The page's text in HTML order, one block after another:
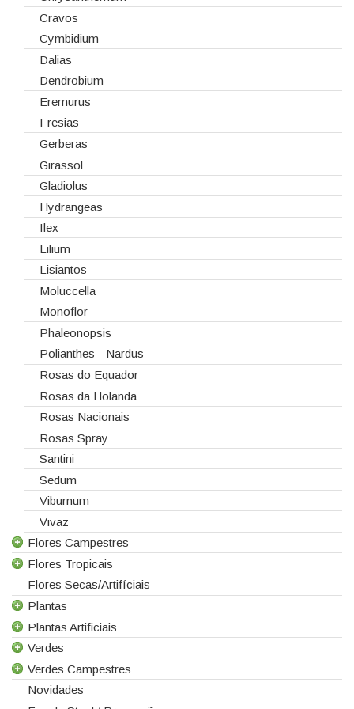
Spray
Tabuleiros/Bases
Telas/Tecidos
Vidros
Cravos
Cymbidium
Dalias
Dendrobium
Eremurus
Fresias
Gerberas
Girassol
Gladiolus
Hydrangeas
Ilex
Lilium
Lisiantos
Moluccella
Monoflor
Phaleonopsis
Polianthes - Nardus
Rosas do Equador
Rosas da Holanda
Rosas Nacionais
Rosas Spray
Santini
Sedum
Viburnum
Vivaz
Flores Campestres
Todas as Flores Campestres
Anigozanthos
Alstroemeria
Alchemilla
Amaranthus
Aster
Astilbe
Flores Tropicais
Todas as Flores Tropicais
Alpinias
Berzelias
Brunias
Curcuma
Gloriosas
Flores Secas/Artifíciais
Plantas
Todas as Plantas
Gerbera de Vaso
Phalaenopsis
Sanseverina
Plantas Artificiais
Todas as Plantas Artificiais
Suculentas Artificiais
Verdes
Todos os Verdes
Asparagus
Verdes Campestres
Todos os Verdes Campestres
Novidades